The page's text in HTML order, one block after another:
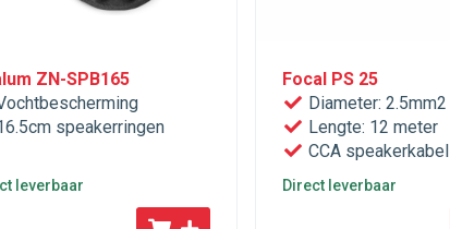
ZN-SPB165
speakerringen
leverbaar
Focal PS 25
Diameter: 2.5mm2
Lengte: 12 meter
CCA speakerkabel
Direct leverbaar